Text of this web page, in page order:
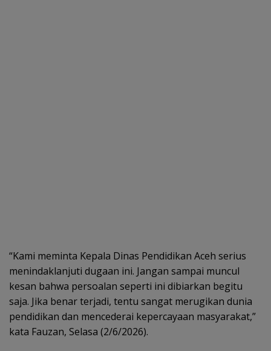
“Kami meminta Kepala Dinas Pendidikan Aceh serius
menindaklanjuti dugaan ini. Jangan sampai muncul
kesan bahwa persoalan seperti ini dibiarkan begitu
saja. Jika benar terjadi, tentu sangat merugikan dunia
pendidikan dan mencederai kepercayaan masyarakat,”
kata Fauzan, Selasa (2/6/2026).